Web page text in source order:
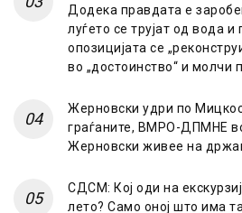
Додека правдата е
луѓето се трујат од вода
опозицијата се
во „достоинство“ и молчи
Жерновски удри по
граѓаните, ВМРО-ДПМНЕ
Жерновски живее на
СДСМ: Кој оди на
лето? Само оној што има